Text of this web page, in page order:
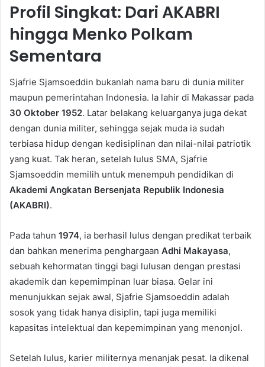
Profil Singkat: Dari AKABRI
hingga Menko Polkam
Sementara
Sjafrie Sjamsoeddin bukanlah nama baru di dunia militer
maupun pemerintahan Indonesia. Ia lahir di Makassar pada
30 Oktober 1952. Latar belakang keluarganya juga dekat
dengan dunia militer, sehingga sejak muda ia sudah
terbiasa hidup dengan kedisiplinan dan nilai-nilai patriotik
yang kuat. Tak heran, setelah lulus SMA, Sjafrie
Sjamsoeddin memilih untuk menempuh pendidikan di
Akademi Angkatan Bersenjata Republik Indonesia
(AKABRI).
Pada tahun 1974, ia berhasil lulus dengan predikat terbaik
dan bahkan menerima penghargaan Adhi Makayasa,
sebuah kehormatan tinggi bagi lulusan dengan prestasi
akademik dan kepemimpinan luar biasa. Gelar ini
menunjukkan sejak awal, Sjafrie Sjamsoeddin adalah
sosok yang tidak hanya disiplin, tapi juga memiliki
kapasitas intelektual dan kepemimpinan yang menonjol.
Setelah lulus, karier militernya menanjak pesat. Ia dikenal